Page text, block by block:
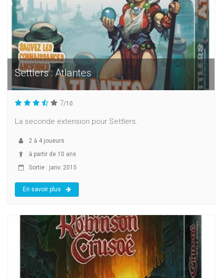
Settlers : Atlantes
7/10
La seconde extension pour Settlers.
2 à 4 joueurs
à partir de 10 ans
Sortie : janv. 2015
En savoir plus